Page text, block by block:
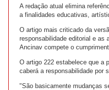
A redação atual elimina
a finalidades educativas,
O artigo mais criticado da
responsabilidade editorial e as
Ancinav compete o
O artigo 222 estabelece que a
caberá a responsabilidade por
"São basicamente mudanças